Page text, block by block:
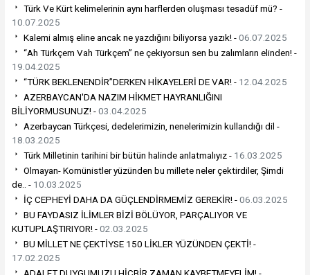
Türk Ve Kürt kelimelerinin aynı harflerden oluşması tesadüf mü? -
10.07.2025
Kalemi almış eline ancak ne yazdığını biliyorsa yazık! -06.07.2025
“Ah Türkçem Vah Türkçem” ne çekiyorsun sen bu zalımların elinden! -
19.04.2025
“TÜRK BEKLENENDİR”DERKEN HİKAYELERİ DE VAR! - 12.04.2025
AZERBAYCAN'DA NAZIM HİKMET HAYRANLIĞINI
BİLİYORMUSUNUZ! -03.04.2025
Azerbaycan Türkçesi, dedelerimizin, nenelerimizin kullandığı dil -
18.03.2025
Türk Milletinin tarihini bir bütün halinde anlatmalıyız - 16.03.2025
Olmayan- Komünistler yüzünden bu millete neler çektirdiler, Şimdi
de.. - 10.03.2025
İÇ CEPHEYİ DAHA DA GÜÇLENDİRMEMİZ GEREKİR! -06.03.2025
BU FAYDASIZ İLİMLER BİZİ BÖLÜYOR, PARÇALIYOR VE
KUTUPLAŞTIRIYOR! -02.03.2025
BU MİLLET NE ÇEKTİYSE 150 LİKLER YÜZÜNDEN ÇEKTİ! -
17.02.2025